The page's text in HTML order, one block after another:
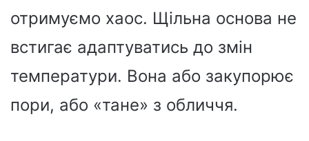
отримуємо хаос. Щільна основа не
встигає адаптуватись до змін
температури. Вона або закупорює
пори, або «тане» з обличчя.